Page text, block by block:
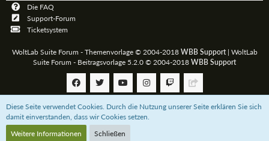
Die FAQ
Support-Forum
Ticketsystem
WoltLab Suite Forum - Themenvorlage © 2004-2018 WBB Support| WoltLab
Suite Forum - Beitragsvorlage 5.2.0 © 2004-2018 WBB Support
Community-Software:WoltLab Suite™
Diese Seite verwendet Cookies. Durch die Nutzung unserer Seite erklären Sie sich
damit einverstanden, dass wir Cookies setzen.
Weitere Informationen
Schließen